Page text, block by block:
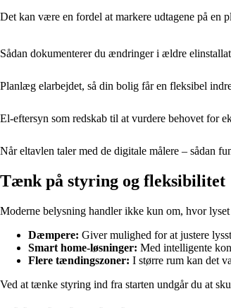
Det kan være en fordel at markere udtagene på en
Sådan dokumenterer du ændringer i ældre
Planlæg elarbejdet, så din bolig får en fleksibel
El-eftersyn som redskab til at vurdere behovet for
Når eltavlen taler med de digitale målere – sådan
Tænk på styring og fleksibilitet
Moderne belysning handler ikke kun om, hvor
Dæmpere: Giver mulighed for at justere
Smart home-løsninger: Med intelligente
Flere tændingszoner: I større rum kan det
Ved at tænke styring ind fra starten undgår du at